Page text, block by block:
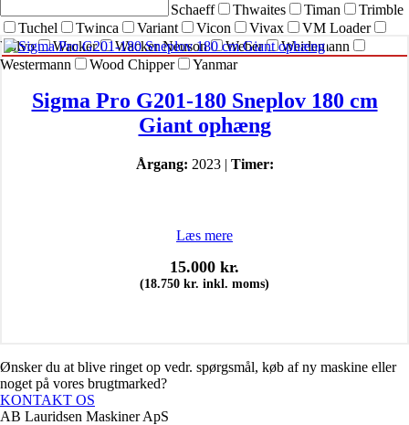
Terex Schaeff Thwaites Timan
Trimble
Tuchel
Twinca Variant Vicon Vivax
VM Loader
Volvo
Wacker Wacker Neuson Weber
Weidemann
Westermann
Wood Chipper Yanmar
Sigma Pro G201-180 Sneplov 180 cm
Giant ophæng
Årgang: 2023 | Timer:
Læs mere
15.000 kr.
(18.750 kr. inkl. moms)
Ønsker du at blive ringet op vedr. spørgsmål, køb af ny maskine eller
noget på vores brugtmarked?
KONTAKT OS
AB Lauridsen Maskiner ApS